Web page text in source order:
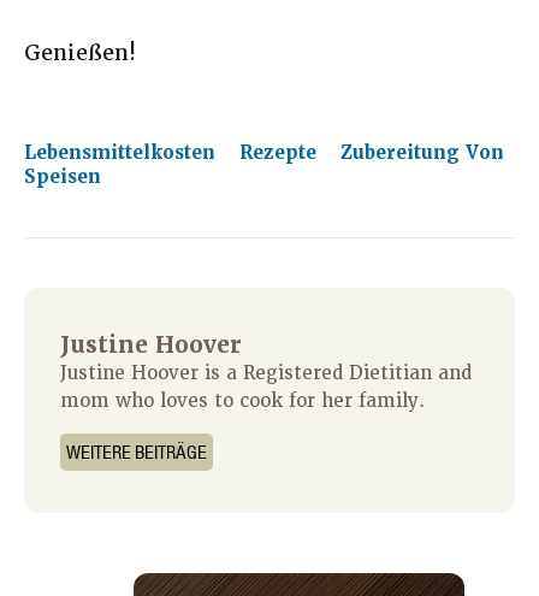
Genießen!
Lebensmittelkosten Rezepte
Zubereitung Von
Speisen
Justine Hoover
Justine Hoover is a Registered Dietitian and
mom who loves to cook for her family.
WEITERE BEITRÄGE